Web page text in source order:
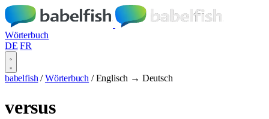
Wörterbuch
DE FR
babelfish / Wörterbuch / Englisch → Deutsch
versus